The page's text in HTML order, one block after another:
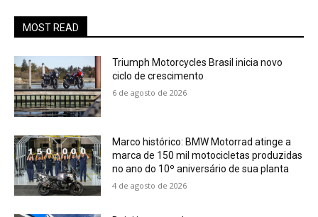
MOST READ
Triumph Motorcycles Brasil inicia novo
ciclo de crescimento
6 de agosto de 2026
Marco histórico: BMW Motorrad atinge a
marca de 150 mil motocicletas produzidas
no ano do 10º aniversário de sua planta
4 de agosto de 2026